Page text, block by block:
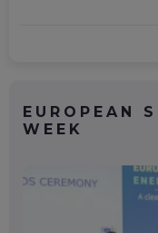
EUROPEAN
WEEK